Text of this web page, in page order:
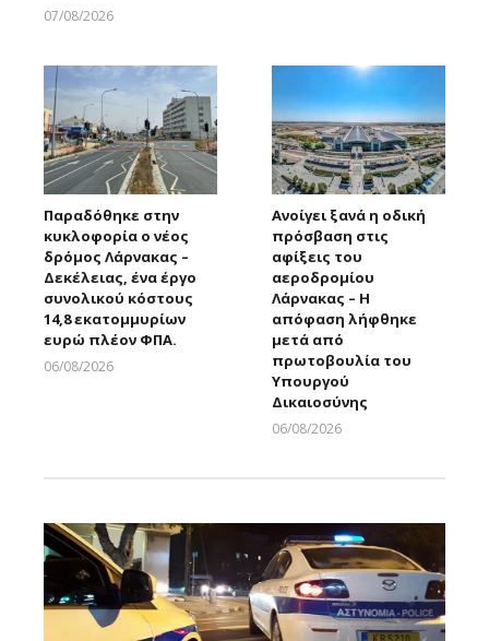
07/08/2026
Παραδόθηκε στην
κυκλοφορία ο νέος
δρόμος Λάρνακας –
Δεκέλειας, ένα έργο
συνολικού κόστους
14,8 εκατομμυρίων
ευρώ πλέον ΦΠΑ.
06/08/2026
Ανοίγει ξανά η οδική
πρόσβαση στις
αφίξεις του
αεροδρομίου
Λάρνακας – Η
απόφαση λήφθηκε
μετά από
πρωτοβουλία του
Υπουργού
Δικαιοσύνης
06/08/2026